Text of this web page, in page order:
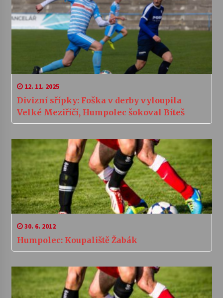
12. 11. 2025
Divizní sřípky: Foška v derby vyloupila
Velké Meziříčí, Humpolec šokoval Bíteš
30. 6. 2012
Humpolec: Koupaliště Žabák